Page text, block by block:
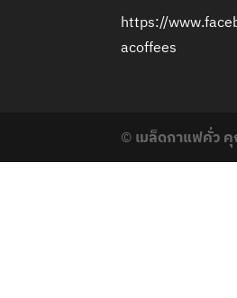
https://
acoffees
© เมล็ดกาแฟคั่ว